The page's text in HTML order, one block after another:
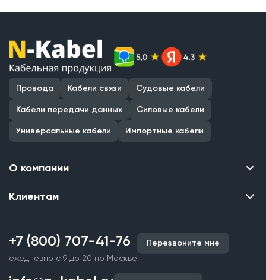
Провода Кабели связи Судовые кабели
Кабели передачи данных Силовые кабели
Универсальные кабели Импортные кабели
О компании
Контакты
Наши объекты
Партнерство
Документы и реквизиты
Клиентам
Производство кабельной продукции
Срочное изготовление
+7 (800) 707-41-76
ежедневно с 9 до 20 по Москве
Перезвоните мне